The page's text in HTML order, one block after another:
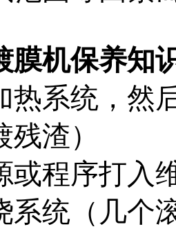
膜机保养知
热系统，然
渣）
或程序打入
系统（几个